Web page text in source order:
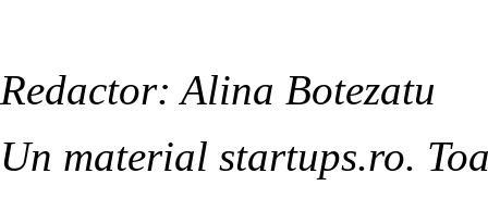
Redactor: Alina Botezatu
Un material startups.ro.